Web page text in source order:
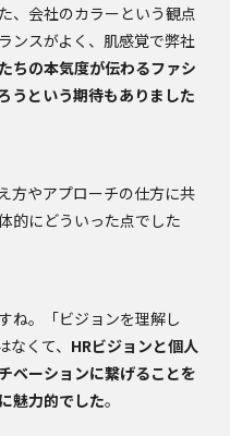
、会社のカラーという観点
ンスがよく、肌感覚で弊社
ちの本気度が伝わるファシ
うという期待もありました
方やアプローチの仕方に共
的にどういった点でした
ね。「ビジョンを理解し
くて、 HRビジョンと個人
ベーションに繋げることを
魅力的でした。